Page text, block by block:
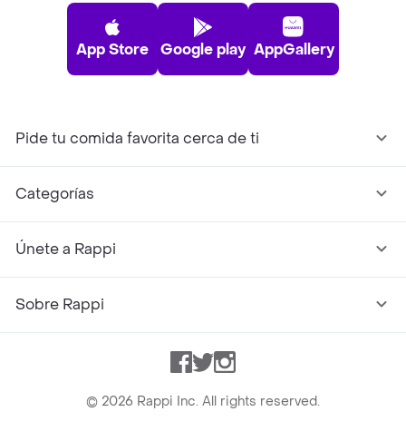
App Store Google play AppGallery
Pide tu comida favorita cerca de ti
Categorías
Únete a Rappi
Sobre Rappi
Facebook
TwitterInstagram
© 2026 Rappi Inc. All rights reserved.